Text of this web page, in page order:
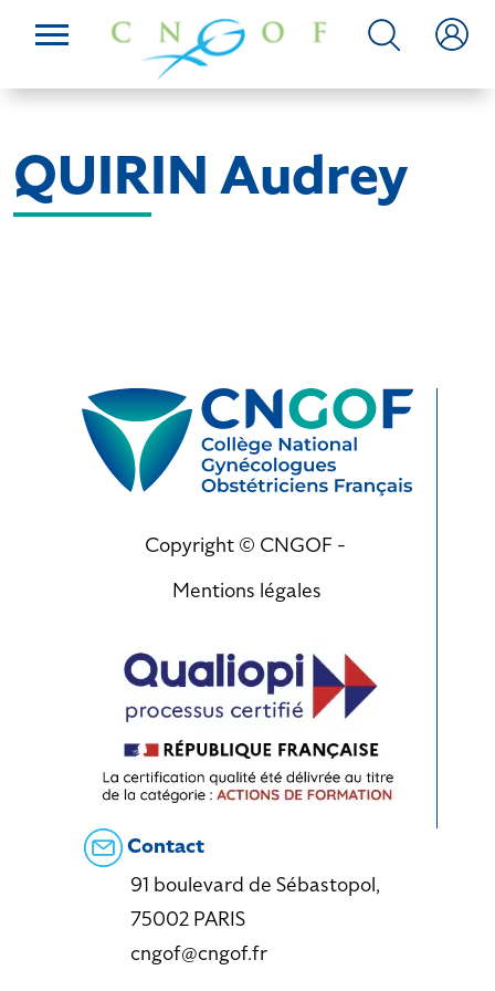
QUIRIN Audrey
Copyright © CNGOF -
Mentions légales
Contact
91 boulevard de Sébastopol,
75002 PARIS
cngof@cngof.fr